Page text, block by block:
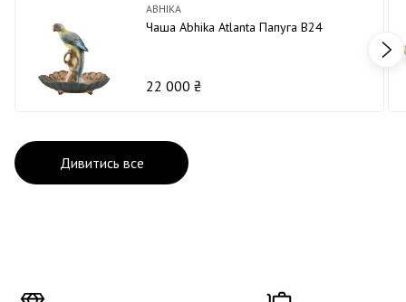
ABHIKA
Чаша Abhika Atlantа Папуга В24
22 000 ₴
Дивитись все